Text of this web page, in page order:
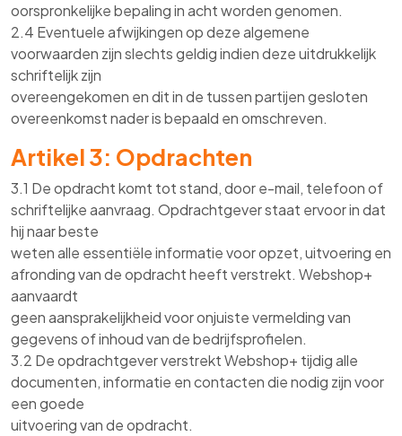
oorspronkelijke bepaling in acht worden genomen.
2.4 Eventuele afwijkingen op deze algemene
voorwaarden zijn slechts geldig indien deze uitdrukkelijk
schriftelijk zijn
overeengekomen en dit in de tussen partijen gesloten
overeenkomst nader is bepaald en omschreven.
Artikel 3: Opdrachten
3.1 De opdracht komt tot stand, door e-mail, telefoon of
schriftelijke aanvraag. Opdrachtgever staat ervoor in dat
hij naar beste
weten alle essentiële informatie voor opzet, uitvoering en
afronding van de opdracht heeft verstrekt. Webshop+
aanvaardt
geen aansprakelijkheid voor onjuiste vermelding van
gegevens of inhoud van de bedrijfsprofielen.
3.2 De opdrachtgever verstrekt Webshop+ tijdig alle
documenten, informatie en contacten die nodig zijn voor
een goede
uitvoering van de opdracht.